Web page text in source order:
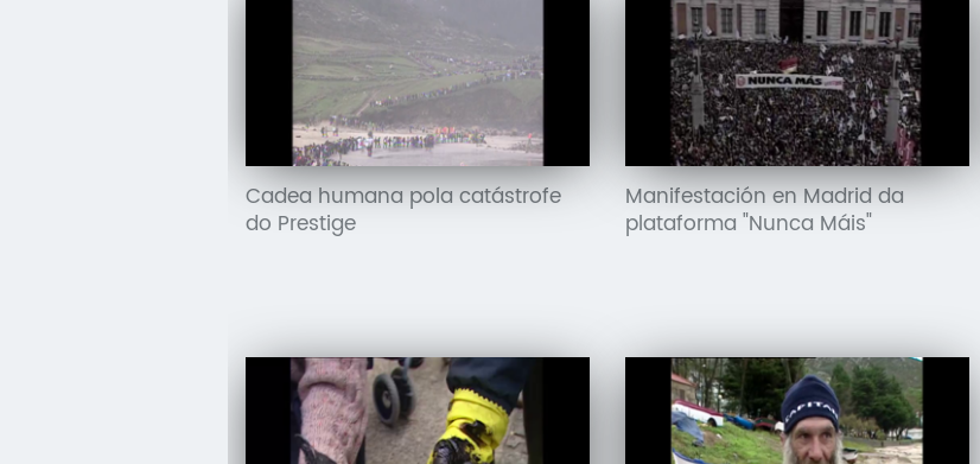
Cadea humana pola catástrofe
do Prestige
Manifestación en Madrid da
plataforma "Nunca Máis"